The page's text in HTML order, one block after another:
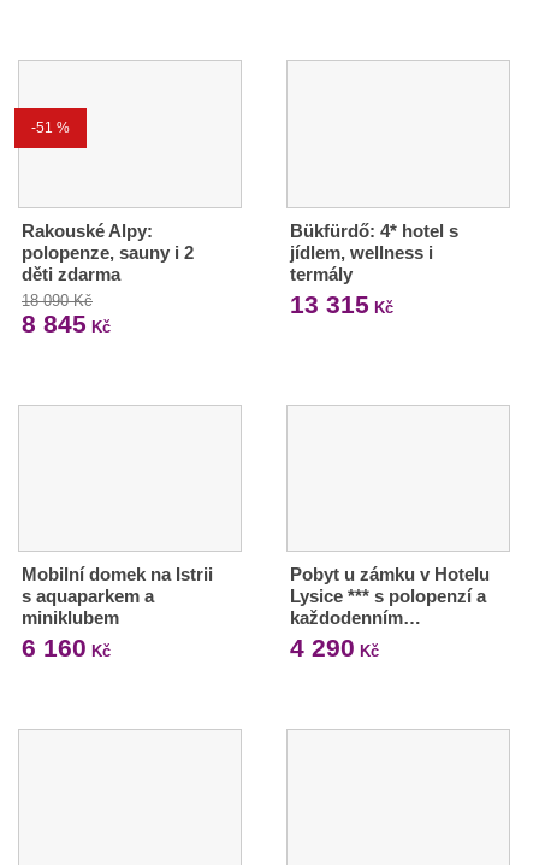
-51 %
Rakouské Alpy:
polopenze, sauny i 2
děti zdarma
18 090 Kč
8 845 Kč
Bükfürdő: 4* hotel s
jídlem, wellness i
termály
13 315 Kč
Mobilní domek na Istrii
s aquaparkem a
miniklubem
6 160 Kč
Pobyt u zámku v Hotelu
Lysice *** s polopenzí a
každodenním…
4 290 Kč